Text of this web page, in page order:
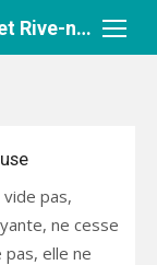
Réparation électroménager Laval et Rive-nord
pas,
ne cesse
pas, elle ne